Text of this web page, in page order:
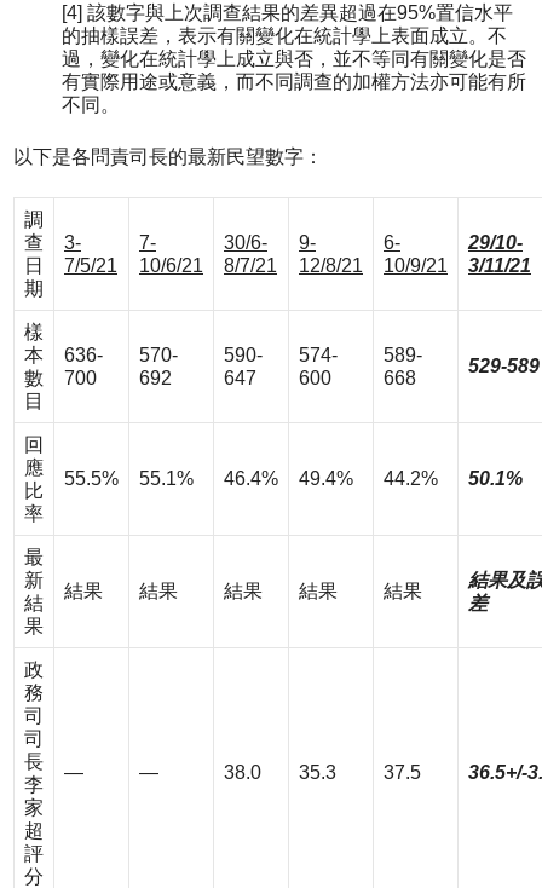
[4] 該數字與上次調查結果的差異超過在95%置信水平
的抽樣誤差，表示有關變化在統計學上表面成立。不
過，變化在統計學上成立與否，並不等同有關變化是否
有實際用途或意義，而不同調查的加權方法亦可能有所
不同。
以下是各問責司長的最新民望數字：
調
查
日
期
3-
7/5/21
7-
10/6/21
30/6-
8/7/21
9-
12/8/21
6-
10/9/21
29/10-
3/11/21
樣
本
數
目
636-
700
570-
692
590-
647
574-
600
589-
668
529-589
回
應
比
率
55.5% 55.1% 46.4% 49.4% 44.2% 50.1%
最
新
結
果
結果 結果 結果 結果 結果
結果及
差
政
務
司
司
長
李
家
超
評
分
— — 38.0 35.3 37.5 36.5+/-